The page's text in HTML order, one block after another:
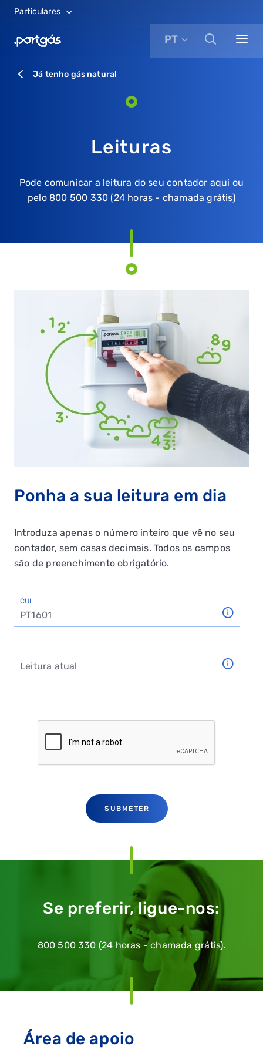
Particulares
PT
Já tenho gás natural
Leituras
Pode comunicar a leitura do seu contador aqui ou
pelo 800 500 330 (24 horas - chamada grátis)
Ponha a sua leitura em dia
Introduza apenas o número inteiro que vê no seu
contador, sem casas decimais. Todos os campos
são de preenchimento obrigatório.
CUI
Leitura atual
SUBMETER
Se preferir, ligue-nos:
800 500 330 (24 horas - chamada grátis).
Área de apoio